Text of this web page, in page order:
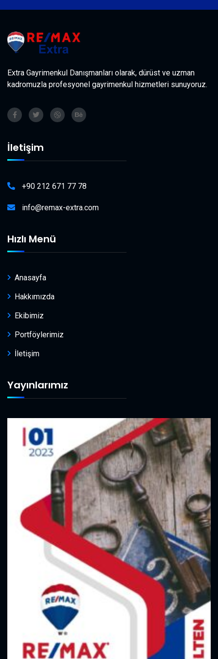
Extra Gayrimenkul Danışmanları olarak, dürüst ve uzman
kadromuzla profesyonel gayrimenkul hizmetleri sunuyoruz.
İletişim
+90 212 671 77 78
info@remax-extra.com
Hızlı Menü
Anasayfa
Hakkımızda
Ekibimiz
Portföylerimiz
İletişim
Yayınlarımız